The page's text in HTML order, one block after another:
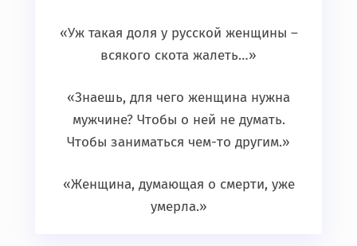
«Уж такая доля у русской женщины –
всякого скота жалеть…»
«Знаешь, для чего женщина нужна
мужчине? Чтобы о ней не думать.
Чтобы заниматься чем-то другим.»
«Женщина, думающая о смерти, уже
умерла.»